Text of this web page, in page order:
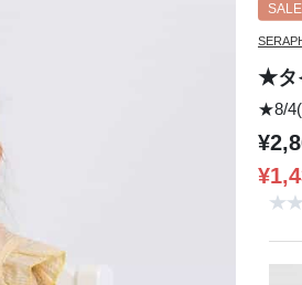
SALE
★タ
★8/4(